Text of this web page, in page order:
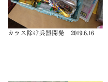
カラス除け兵器開発 2019.6.16